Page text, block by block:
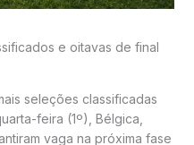
e oitavas de final
seleções classificadas
feira (1º), Bélgica,
vaga na próxima fase